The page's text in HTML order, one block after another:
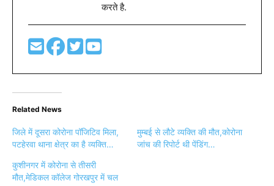
करते है.
Related News
जिले में दूसरा कोरोना पॉजिटिव मिला,
पटहेरवा थाना क्षेत्र का है व्यक्ति…
मुम्बई से लौटे व्यक्ति की मौत,कोरोना
जांच की रिपोर्ट थी पेंडिंग…
कुशीनगर में कोरोना से तीसरी
मौत,मेडिकल कॉलेज गोरखपुर में चल